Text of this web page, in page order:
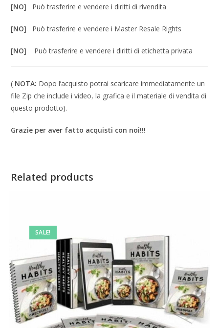
[NO] Può trasferire e vendere i diritti di rivendita
[NO] Può trasferire e vendere i Master Resale Rights
[NO] Può trasferire e vendere i diritti di etichetta privata
( NOTA: Dopo l’acquisto potrai scaricare immediatamente un
file Zip che include i video, la grafica e il materiale di vendita di
questo prodotto).
Grazie per aver fatto acquisti con noi!!!
Related products
SALE!